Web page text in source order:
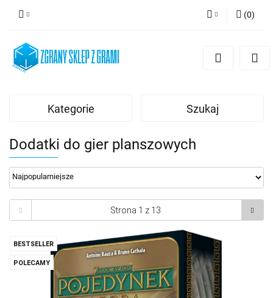
Zarejestruj się
(0)
Kategorie Szukaj
Dodatki do gier planszowych
BESTSELLER
POLECAMY